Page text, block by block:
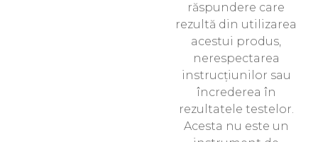
răspundere care
rezultă din utilizarea
acestui produs,
nerespectarea
instrucțiunilor sau
încrederea în
rezultatele testelor.
Acesta nu este un